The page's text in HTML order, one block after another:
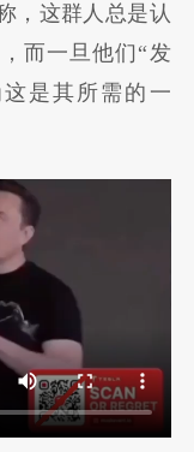
，这群人总是认
而一旦他们“发
是其所需的一